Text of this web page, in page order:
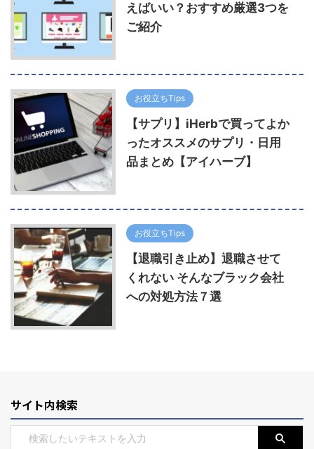
えばいい？おすすめ厳選3つを
ご紹介
お役立ちTips
【サプリ】iHerbで買ってよか
ったオススメのサプリ・日用
品まとめ【アイハーブ】
お役立ちTips
【退職引き止め】退職させて
くれない そんなブラック会社
への対処方法７選
サイト内検索